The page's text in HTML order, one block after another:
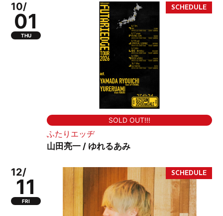
10/
01
THU
SOLD OUT!!!
ふたりエッヂ
山田亮一 / ゆれるあみ
12/
11
FRI